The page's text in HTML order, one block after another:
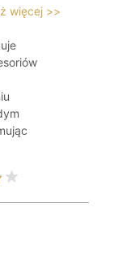
więcej >>